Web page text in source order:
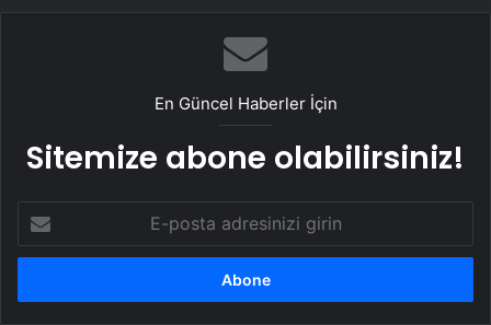
En Güncel Haberler İçin
Sitemize abone olabilirsiniz!
posta
adresinizi